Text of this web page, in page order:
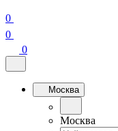
0
0
0
Москва
Москва